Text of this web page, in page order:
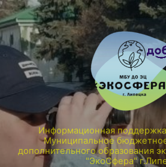
Информационная
Муниципальное
дополнительного образования
"ЭкоСфера"